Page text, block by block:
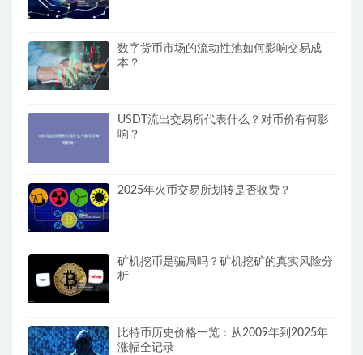
数字货币市场的流动性池如何影响交易成
本？
USDT流出交易所代表什么？对币价有何影
响？
2025年火币交易所划转是否收费？
矿机挖币是骗局吗？矿机挖矿的真实风险分
析
比特币历史价格一览：从2009年到2025年
涨幅全记录